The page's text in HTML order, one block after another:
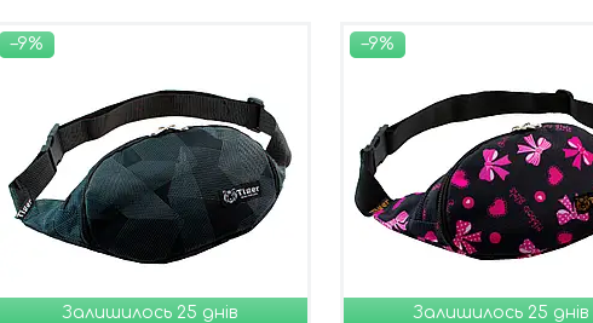
–9%
Залишилось 25 днів
–9%
Залишилось 25 днів